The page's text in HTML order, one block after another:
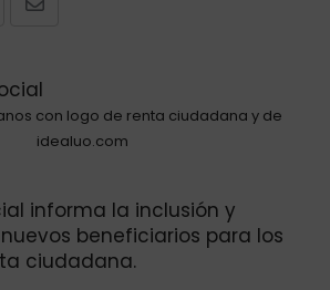
Share
con logo de renta ciudadana y de
idealuo.com
informa la inclusión y
beneficiarios para los
ciudadana.